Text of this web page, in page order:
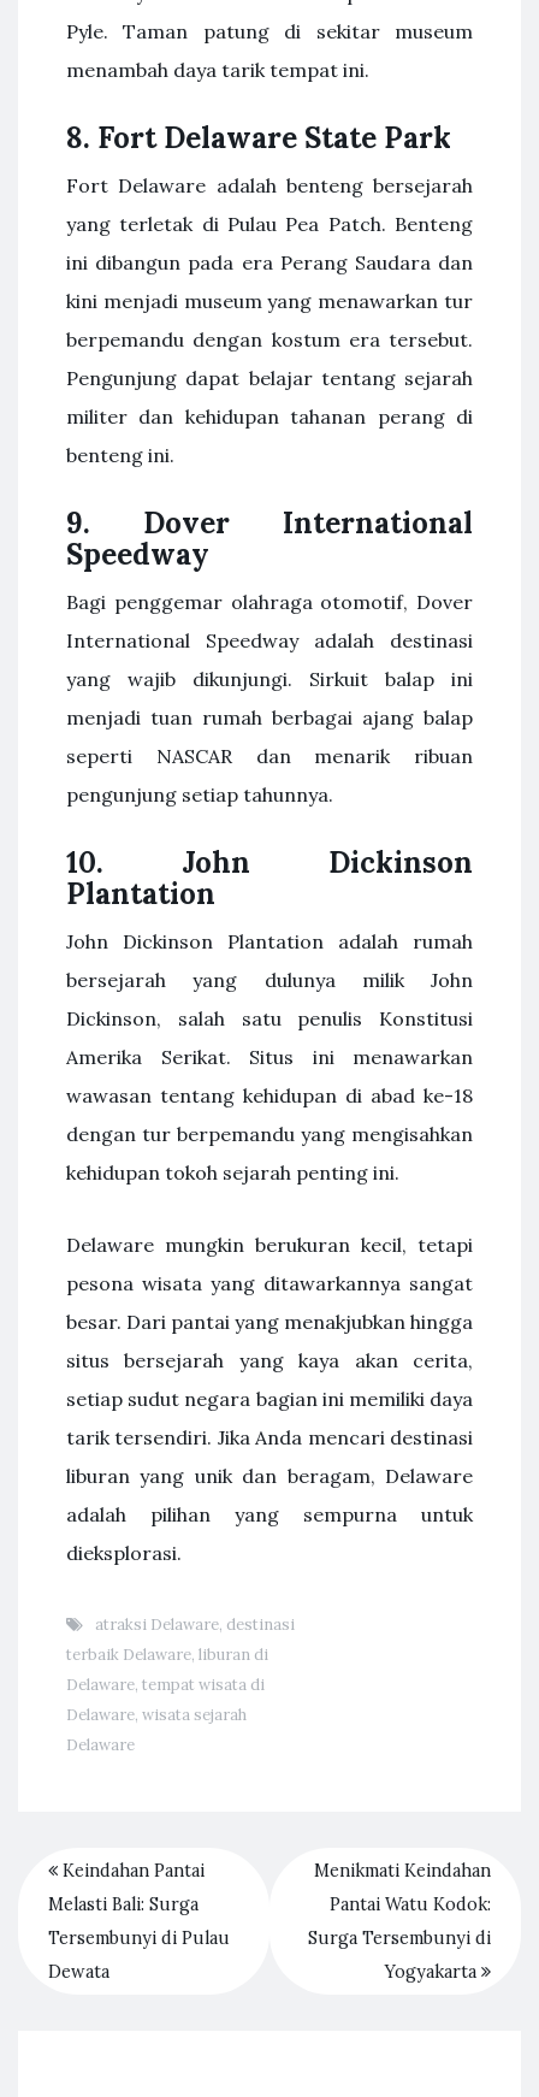
Pyle. Taman patung di sekitar museum
menambah daya tarik tempat ini.
8. Fort Delaware State Park
Fort Delaware adalah benteng bersejarah
yang terletak di Pulau Pea Patch. Benteng
ini dibangun pada era Perang Saudara dan
kini menjadi museum yang menawarkan tur
berpemandu dengan kostum era tersebut.
Pengunjung dapat belajar tentang sejarah
militer dan kehidupan tahanan perang di
benteng ini.
9. Dover International
Speedway
Bagi penggemar olahraga otomotif, Dover
International Speedway adalah destinasi
yang wajib dikunjungi. Sirkuit balap ini
menjadi tuan rumah berbagai ajang balap
seperti NASCAR dan menarik ribuan
pengunjung setiap tahunnya.
10. John Dickinson
Plantation
John Dickinson Plantation adalah rumah
bersejarah yang dulunya milik John
Dickinson, salah satu penulis Konstitusi
Amerika Serikat. Situs ini menawarkan
wawasan tentang kehidupan di abad ke-18
dengan tur berpemandu yang mengisahkan
kehidupan tokoh sejarah penting ini.
Delaware mungkin berukuran kecil, tetapi
pesona wisata yang ditawarkannya sangat
besar. Dari pantai yang menakjubkan hingga
situs bersejarah yang kaya akan cerita,
setiap sudut negara bagian ini memiliki daya
tarik tersendiri. Jika Anda mencari destinasi
liburan yang unik dan beragam, Delaware
adalah pilihan yang sempurna untuk
dieksplorasi.
atraksi Delaware, destinasi
terbaik Delaware, liburan di
Delaware, tempat wisata di
Delaware, wisata sejarah
Delaware
Keindahan Pantai
Melasti Bali: Surga
Tersembunyi di Pulau
Dewata
Menikmati Keindahan
Pantai Watu Kodok:
Surga Tersembunyi di
Yogyakarta